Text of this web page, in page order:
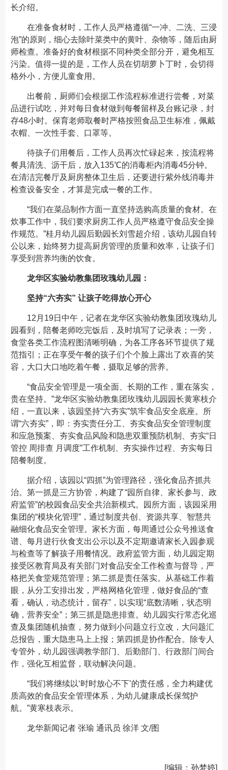
长介绍。
在准备食材时，工作人员严格遵循“一冲、二洗、三浸
泡”的原则，细心去除叶菜类中的黄叶、杂物等，随后由厨
师检查。准备好的食材根据不同种类全部分开，避免相互
污染。值得一提的是，工作人员在切胡萝卜丁时，会切得
格外小，方便儿童食用。
出餐前，厨师们会根据工作流程标准进行尝餐，对菜
品进行试吃，并对每日食材做到每餐留样及台账记录，封
存48小时。保育老师取餐时严格按照食品卫生标准，佩戴
衣帽、一次性手套、口罩等。
待孩子们用餐后，工作人员再次忙碌起来，按流程将
餐具清洗、沥干后，放入135℃的消毒柜内消毒45分钟。
在清洁完餐厅及厨房整体卫生后，还要进行紫外线消毒并
检查设备安全，才算是完成一餐的工作。
“我们在菜品制作方面一直坚持选购高质量的食材。在
炊事工作中，我们要求厨房工作人员严格遵守食品安全操
作规范。”桂月幼儿园后勤园长刘雪超介绍，该幼儿园自转
公以来，始终努力提高厨房管理的质量和效率，让孩子们
享受到营养均衡的饮食。
龙华区实验幼教集团玫瑰幼儿园：
坚持“六夯实” 让孩子吃得放心开心
12月19日中午，记者在龙华区实验幼教集团玫瑰幼儿
园看到，陪餐老师吃完饭后，及时填写了记录表；一旁，
食堂各类工作流程图清晰明确，为各工序各环节提供了规
范指引；正在享受午餐的孩子们个个脸上露出了欢喜的笑
容，大口大口地吃着午餐，摄取足够的营养。
“食品安全管理是一项全面、长期的工作，重在落实，
贵在坚持。”龙华区实验幼教集团玫瑰幼儿园园长黄寒枝介
绍，一直以来，该园坚持“六夯实”筑牢食品安全底座。所
谓“六夯实”，即：夯实责任分工、夯实食品安全管理制度
和应急预案、夯实食品风险和隐患双重预防机制、夯实“日
管控 周排查 月调度”工作机制、夯实操作过程、夯实每日
陪餐制度。
据介绍，该园以“四抓”为管理路径，强化食品齐抓共
治。第一抓是三方协管，构建了“园所自律、家长参与、政
府监管”的校园食品安全共治新模式。园所方面，该园采用
集团的“模块化管理”，通过制度共创、资源共享、智慧共
融细化食品安全管理。家长方面，每周通过公众号推送食
谱、每月进行伙食支出公示以及不定期邀请家长入园参观
与检查等了解孩子用餐情况。政府监管方面，幼儿园定期
接受区教育局及有关部门对食品安全工作检查与督导，严
格把关食堂规范管理；第二抓是责任落实。从基础工作着
眼，从分工安排出发，严格网格化管理，做好食品的“查
看，确认，动态统计，留存”，以实现“底数清晰，状态明
确，营养安全”；第三抓是隐患排查。幼儿园实行常态化巡
查及集团随机抽查，努力做到小问题立行立改，大问题汇
总报告，重大隐患马上上报；第四抓是协作配合。除专人
专管外，幼儿园强调教学部门、后勤部门、行政部门间合
作，强化互相监督，联动解决问题。
“我们将继续以‘时时放心不下’的责任感，全力构建优
质高效的食品安全管理体系，为幼儿健康成长保驾护
航。”黄寒枝表示。
龙华新闻记者 张瑜 通讯员 徐洋 文/图
[编辑：孙梦婷]